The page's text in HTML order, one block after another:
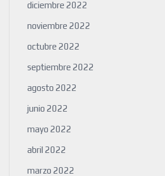
diciembre 2022
noviembre 2022
octubre 2022
septiembre 2022
agosto 2022
junio 2022
mayo 2022
abril 2022
marzo 2022